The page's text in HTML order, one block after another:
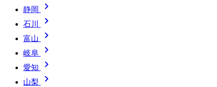
静岡 
石川 
富山 
岐阜 
愛知 
山梨 